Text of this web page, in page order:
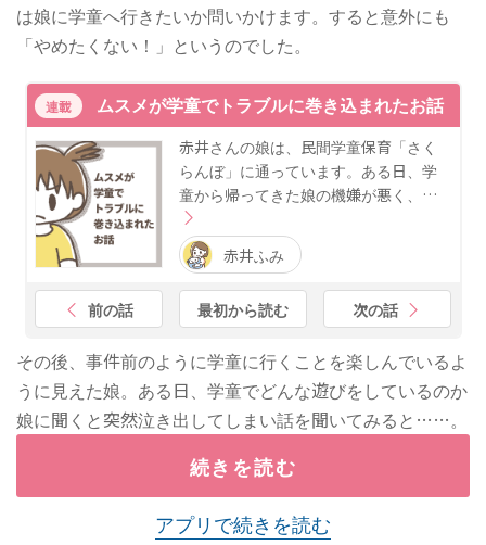
は娘に学童へ行きたいか問いかけます。すると意外にも
「やめたくない！」というのでした。
連載 ムスメが学童でトラブルに巻き込まれたお話
赤井さんの娘は、民間学童保育「さく
らんぼ」に通っています。ある日、学
童から帰ってきた娘の機嫌が悪く、…
赤井ふみ
前の話 最初から読む 次の話
その後、事件前のように学童に行くことを楽しんでいるよ
うに見えた娘。ある日、学童でどんな遊びをしているのか
娘に聞くと突然泣き出してしまい話を聞いてみると……。
続きを読む
アプリで続きを読む